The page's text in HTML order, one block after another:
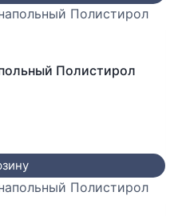
Полистирол